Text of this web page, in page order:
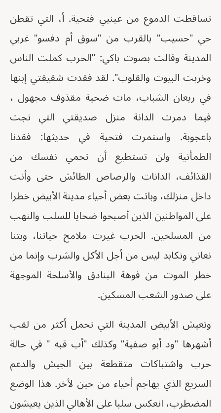
تساقطت الدموع من عينيي فتحية. أ، التي تقطن
حي "حسيب" بالقرب من "سوق أم دفسو" غربي
المدينة وقالت بصوت باكي: "الحرب كملت الناس
وخربت البيوت والقلوب". لقد فقدت شقيقتي إبنها
في ريعان الشباب، مات ضحية مقذوف مجهول ،
فيما دمرت الدانة منزل صديقتي التي نجت
باعجوبة. واستمرت فتحية في حديثها: فقدنا
الطمأنية ولن تستطيع أن تحمي نفسك من
القذائف، الدانات والرصاص الطائش حتى وأنت
داخل منزلك، وباتت بعض أحياء مدينة الأبيض خطرا
على المواطنين الذين أصبحوا ضحايا للسلب والنهب
من المسلحين. الحرب غيرت ملامح حياتنا، وبتنا
نعاني ونكابد ليس من أجل الأكل والشرب وإنما من
خطر الموت من فوهة البنادق والأسلحة الموجهة
على صدور الشعب المسكين.
وتعيش الأبيض المدينة التي تحمل أكثر من لقب
أشهرها "ود أبو صفية" وكذلك "أب قبه " في حالة
حرب واشتباكات متقطعة بين الجيش والدعم
السريع الذي يهاجم أحياء من حين لأخر. هذا الوضع
المضطرب، انعكس سلبا على الأهالي الذين يعيشون